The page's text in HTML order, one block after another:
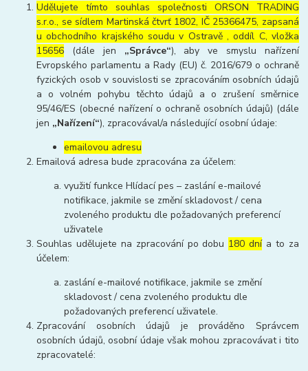
Udělujete tímto souhlas společnosti ORSON TRADING
s.r.o., se sídlem Martinská čtvrť 1802, IČ 25366475, zapsaná
u obchodního krajského soudu v Ostravě , oddíl C, vložka
15656 (dále jen „Správce“), aby ve smyslu nařízení
Evropského parlamentu a Rady (EU) č. 2016/679 o ochraně
fyzických osob v souvislosti se zpracováním osobních údajů
a o volném pohybu těchto údajů a o zrušení směrnice
95/46/ES (obecné nařízení o ochraně osobních údajů) (dále
jen „Nařízení“), zpracovával/a následující osobní údaje:
emailovou adresu
Emailová adresa bude zpracována za účelem:
využití funkce Hlídací pes – zaslání e-mailové
notifikace, jakmile se změní skladovost / cena
zvoleného produktu dle požadovaných preferencí
uživatele
Souhlas udělujete na zpracování po dobu 180 dnía to za
účelem:
zaslání e-mailové notifikace, jakmile se změní
skladovost / cena zvoleného produktu dle
požadovaných preferencí uživatele.
Zpracování osobních údajů je prováděno Správcem
osobních údajů, osobní údaje však mohou zpracovávat i tito
zpracovatelé: